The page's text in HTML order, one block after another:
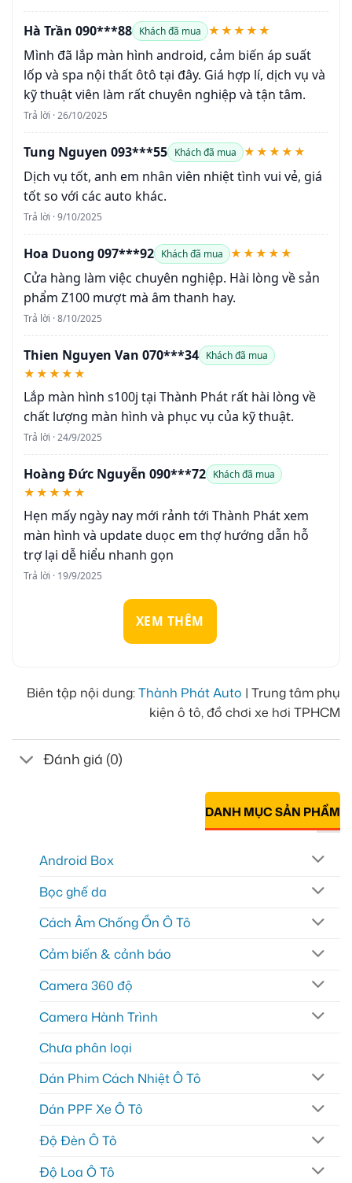
Hà Trần 090***88 Khách đã mua ★★★★★
Mình đã lắp màn hình android, cảm biến áp suất
lốp và spa nội thất ôtô tại đây. Giá hợp lí, dịch vụ và
kỹ thuật viên làm rất chuyên nghiệp và tận tâm.
Trả lời · 26/10/2025
Tung Nguyen 093***55 Khách đã mua ★★★★★
Dịch vụ tốt, anh em nhân viên nhiệt tình vui vẻ, giá
tốt so với các auto khác.
Trả lời · 9/10/2025
Hoa Duong 097***92 Khách đã mua ★★★★★
Cửa hàng làm việc chuyên nghiệp. Hài lòng về sản
phẩm Z100 mượt mà âm thanh hay.
Trả lời · 8/10/2025
Thien Nguyen Van 070***34 Khách đã mua
★★★★★
Lắp màn hình s100j tại Thành Phát rất hài lòng về
chất lượng màn hình và phục vụ của kỹ thuật.
Trả lời · 24/9/2025
Hoàng Đức Nguyễn 090***72 Khách đã mua
★★★★★
Hẹn mấy ngày nay mới rảnh tới Thành Phát xem
màn hình và update duọc em thợ hướng dẫn hỗ
trợ lại dễ hiểu nhanh gọn
Trả lời · 19/9/2025
XEM THÊM
Biên tập nội dung:Thành Phát Auto | Trung tâm phụ
kiện ô tô, đồ chơi xe hơi TPHCM
Đánh giá (0)
DANH MỤC SẢN PHẨM
Android Box
Bọc ghế da
Cách Âm Chống Ồn Ô Tô
Cảm biến & cảnh báo
Camera 360 độ
Camera Hành Trình
Chưa phân loại
Dán Phim Cách Nhiệt Ô Tô
Dán PPF Xe Ô Tô
Độ Đèn Ô Tô
Độ Loa Ô Tô